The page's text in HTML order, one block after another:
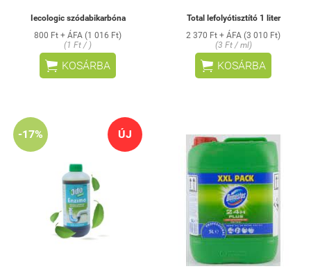
Iecologic szódabikarbóna
800 Ft + ÁFA (1 016 Ft)
(1 Ft / )
 KOSÁRBA
Total lefolyótisztító 1 liter
2 370 Ft + ÁFA (3 010 Ft)
(3 Ft / ml)
 KOSÁRBA
ÚJ
-17%